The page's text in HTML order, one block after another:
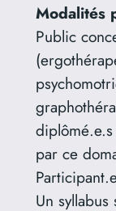
Modalités
Public
par ce
Un